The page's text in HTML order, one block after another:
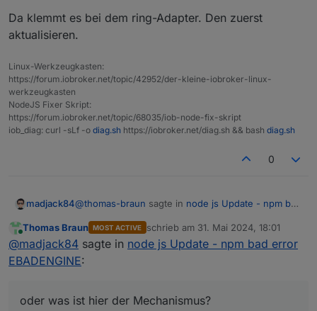
upload [17] mqtt-client.admin /opt/
upload [9] mqtt-client.admin /opt/
upload [0] mqtt-client.admin /opt/
Da klemmt es bei dem ring-Adapter. Den zuerst
aktualisieren.
Linux-Werkzeugkasten:
https://forum.iobroker.net/topic/42952/der-kleine-iobroker-linux-
werkzeugkasten
NodeJS Fixer Skript:
https://forum.iobroker.net/topic/68035/iob-node-fix-skript
iob_diag: curl -sLf -o diag.sh https://iobroker.net/diag.sh && bash diag.sh
0
madjack84@thomas-braun sagte in node js Update - npm bad
iob upgrade all -y
D.h. die Informationen für die Adapter bei mir auf
Online
Thomas Braun MOST ACTIVE schrieb am 31. Mai 2024, 18:01
zuletzt editiert von
@madjack84 sagte in node js Update - npm bad error
EBADENGINE:
oder was ist hier der Mechanismus?